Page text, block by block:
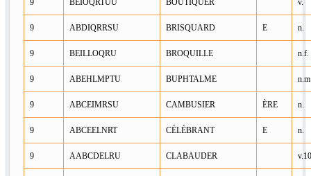
9 BEIOQRTUU BOUTIQUER v.
9 ABDIQRRSU BRISQUARD E n.
9 BEILLOQRU BROQUILLE n.f.
9 ABEHLMPTU BUPHTALME
9 ABCEIMRSU CAMBUSIER ÈRE n.
9 ABCEELNRT CÉLÉBRANT E n.
9 AABCDELRU CLABAUDER